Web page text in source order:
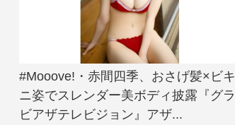
#Mooove!・赤間四季、おさげ髪×ビキ
ニ姿でスレンダー美ボディ披露『グラ
ビアザテレビジョン』アザ...